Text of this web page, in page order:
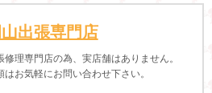
山出張専門店
修理専門店の為、実店舗はありません。
はお気軽にお問い合わせ下さい。